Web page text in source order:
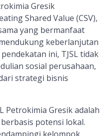
Gresik
Shared Value (CSV),
yang bermanfaat
keberlanjutan
ini, TJSL tidak
sosial perusahaan,
strategi bisnis
Petrokimia Gresik adalah
potensi lokal.